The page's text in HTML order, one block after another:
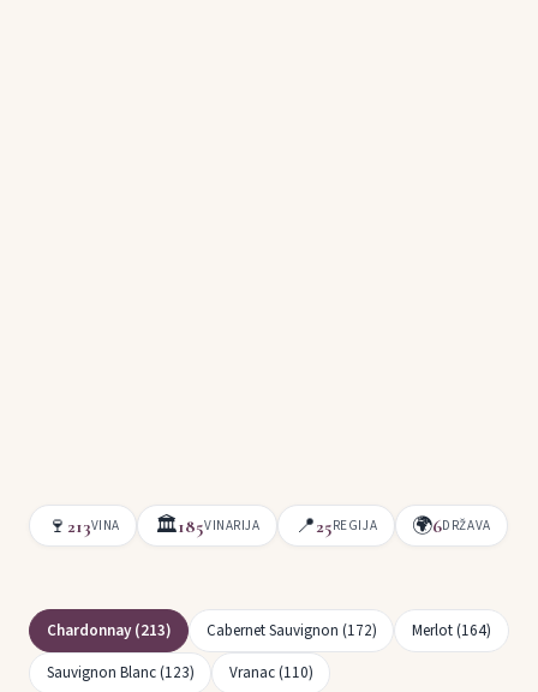
🍷 213VINA 🏛185VINARIJA 📍25REGIJA 🌍6DRŽAVA
Chardonnay (213) Cabernet Sauvignon (172)
Merlot (164)
Sauvignon Blanc (123)
Vranac (110)